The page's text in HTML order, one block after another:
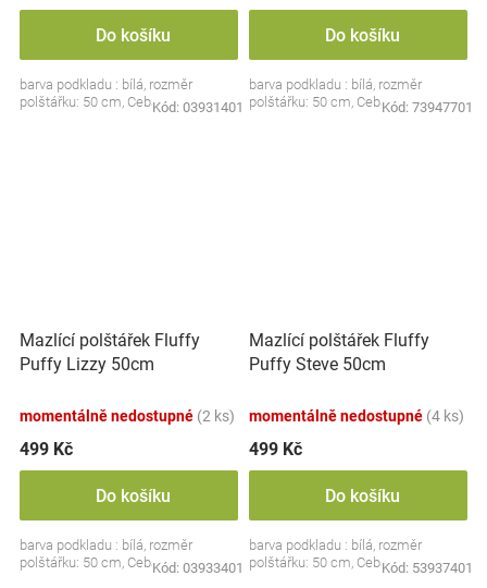
Do košíku
barva podkladu : bílá, rozměr
polštářku: 50 cm, CebaKód: 03931401
Do košíku
barva podkladu : bílá, rozměr
polštářku: 50 cm, CebaKód: 73947701
Mazlící polštářek Fluffy
Puffy Lizzy 50cm
momentálně nedostupné (2 ks)
499 Kč
Do košíku
barva podkladu : bílá, rozměr
polštářku: 50 cm, CebaKód: 03933401
Mazlící polštářek Fluffy
Puffy Steve 50cm
momentálně nedostupné (4 ks)
499 Kč
Do košíku
barva podkladu : bílá, rozměr
polštářku: 50 cm, CebaKód: 53937401